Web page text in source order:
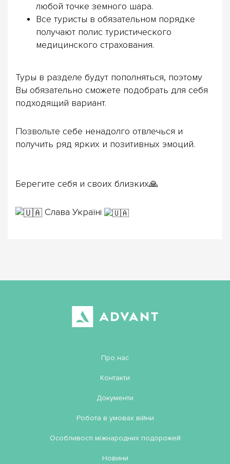
любой точке земного шара.
Все туристы в обязательном порядке
получают полис туристического
медицинского страхования.
Туры в разделе будут пополняться, поэтому
Вы обязательно сможете подобрать для себя
подходящий вариант.
Позвольте себе ненадолго отвлечься и
получить ряд ярких и позитивных эмоций.
Берегите себя и своих близких🙏
Слава Україні
Про нас
Контакти
Документи
Робота в умовах війни
Особливості міжнародних подорожей
Новини